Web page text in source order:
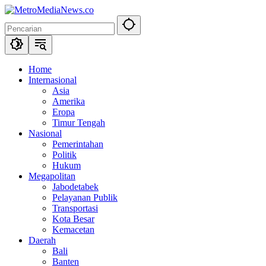
Langsung
konten
Home
Internasional
Asia
Amerika
Eropa
Timur Tengah
Nasional
Pemerintahan
Politik
Hukum
Megapolitan
Jabodetabek
Pelayanan Publik
Transportasi
Kota Besar
Kemacetan
Daerah
Bali
Banten